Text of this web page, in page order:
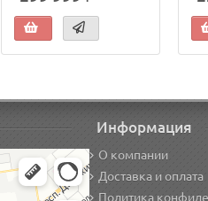
Информация
О компании
Доставка и оплата
Политика